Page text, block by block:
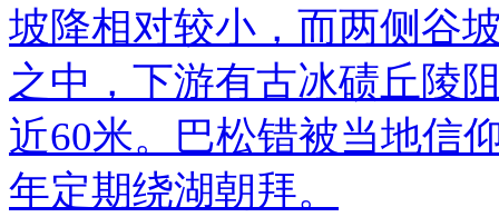
坡降相对较小，而两侧谷
之中，下游有古冰碛丘陵
近60米。巴松错被当地信
年定期绕湖朝拜。